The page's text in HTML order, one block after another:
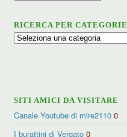
RICERCA PER CATEGORIE
Ricerca
SITI AMICI DA VISITARE
Canale Youtube di mire2110 0
I burattini di Vergato 0